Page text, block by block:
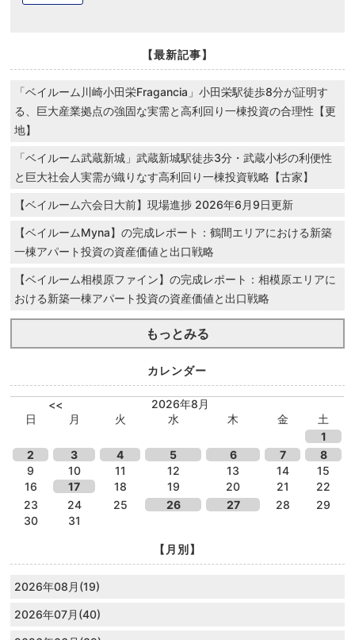
【最新記事】
「ベイルーム川崎小田栄Fragancia」小田栄駅徒歩8分が証明す
る、巨大産業拠点の強固な実需と高利回り一棟投資の合理性【更
地】
「ベイルーム武蔵新城」武蔵新城駅徒歩3分・武蔵小杉の利便性
と巨大社会人実需が織りなす高利回り一棟投資戦略【古家】
【ベイルーム六会日大前】現場進捗 2026年6月9日更新
【ベイルームMyna】の完成レポート：鶴間エリアにおける新築
一棟アパート投資の資産価値と出口戦略
【ベイルーム相模原ファイン】の完成レポート：相模原エリアに
おける新築一棟アパート投資の資産価値と出口戦略
もっとみる
カレンダー
<<
2026年8月
日
月 火 水 木 金
土
1
2
3 4 5 6 7
8
9
10 11 12 13 14
15
16
17 18 19 20 21
22
23
24 25 26 27 28
29
30
31
【月別】
2026年08月(19)
2026年07月(40)